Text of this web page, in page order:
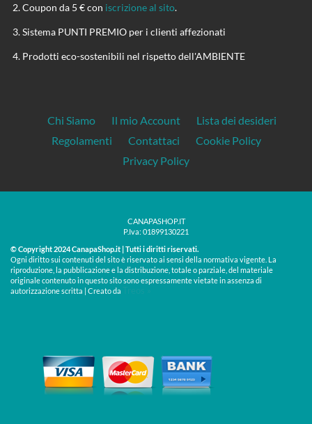
Coupon da 5 € con iscrizione al sito.
Sistema PUNTI PREMIO per i clienti affezionati
Prodotti eco-sostenibili nel rispetto dell'AMBIENTE
Chi Siamo Il mio Account
Lista dei desideri
Regolamenti
Contattaci
Cookie Policy
Privacy Policy
CANAPASHOP.IT
P.Iva: 01899130221
© Copyright 2024 CanapaShop.it | Tutti i diritti riservati.
Ogni diritto sui contenuti del sito è riservato ai sensi della normativa vigente. La
riproduzione, la pubblicazione e la distribuzione, totale o parziale, del materiale
originale contenuto in questo sito sono espressamente vietate in assenza di
autorizzazione scritta | Creato da